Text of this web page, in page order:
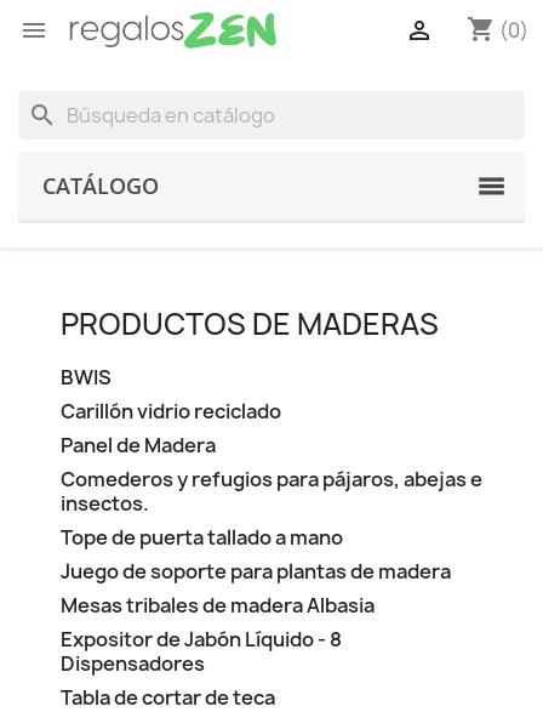
 shopping_cart (0)

search
CATÁLOGO
PRODUCTOS DE MADERAS
BWIS
Carillón vidrio reciclado
Panel de Madera
Comederos y refugios para pájaros, abejas e
insectos.
Tope de puerta tallado a mano
Juego de soporte para plantas de madera
Mesas tribales de madera Albasia
Expositor de Jabón Líquido - 8
Dispensadores
Tabla de cortar de teca